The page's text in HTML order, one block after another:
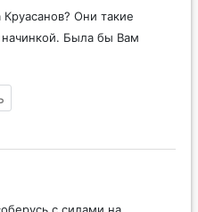
Они такие
Была бы Вам
с силами на